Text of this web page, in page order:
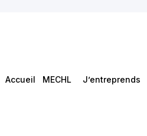
Accueil MECHL J’entreprends